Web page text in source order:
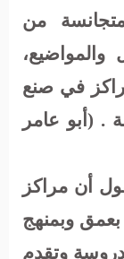
من
والمواضيع،
في صنع
. (أبو عامر
أن مراكز
بعمق وبمنهج
وتقدم